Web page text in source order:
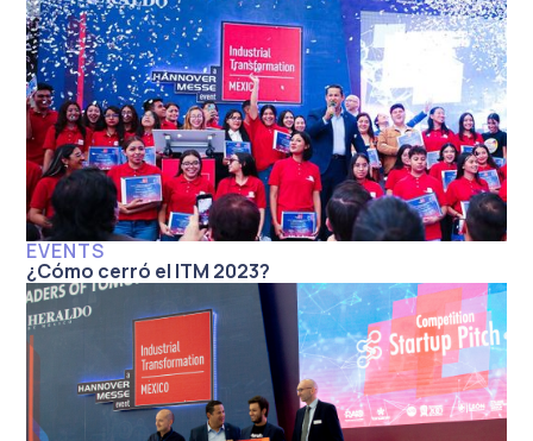
EVENTS
¿Cómo cerró el ITM 2023?